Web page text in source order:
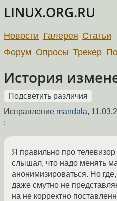
LINUX.ORG.RU
Новости Галерея Статьи
Форум Опросы Трекер
История
Исправление mandala,
:
Я правильно про телевизор
слышал, что надо менять
анонимизироваться. Но
даже смутно не
на не корректно